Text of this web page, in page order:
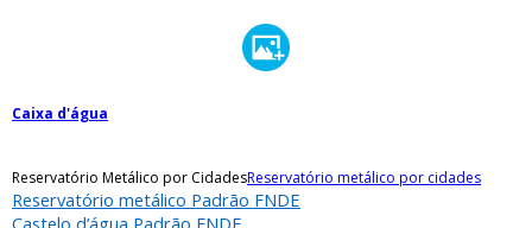
Caixa d'água
Reservatório Metálico por CidadesReservatório metálico por cidades
Reservatório metálico Padrão FNDE